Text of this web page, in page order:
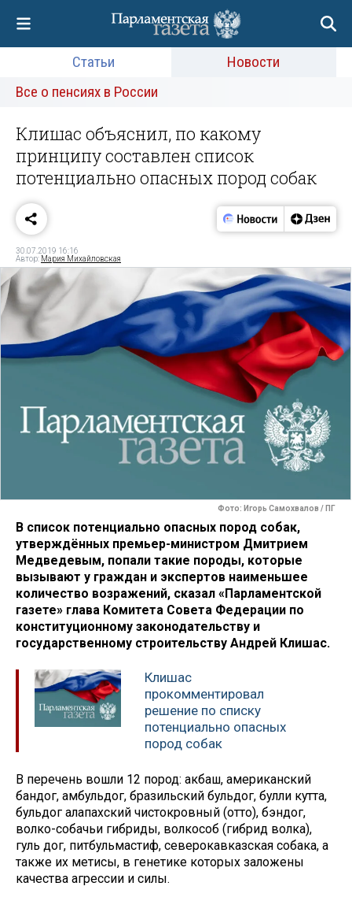
Статьи
Новости
Все о пенсиях в России
Клишас объяснил, по какому
принципу составлен список
потенциально опасных пород собак
30.07.2019 16:16
Автор: Мария Михайловская
Фото: Игорь Самохвалов / ПГ
В список потенциально опасных пород собак,
утверждённых премьер-министром Дмитрием
Медведевым, попали такие породы, которые
вызывают у граждан и экспертов наименьшее
количество возражений, сказал «Парламентской
газете» глава Комитета Совета Федерации по
конституционному законодательству и
государственному строительству Андрей Клишас.
Клишас
прокомментировал
решение по списку
потенциально опасных
пород собак
В перечень вошли 12 пород: акбаш, американский
бандог, амбульдог, бразильский бульдог, булли кутта,
бульдог алапахский чистокровный (отто), бэндог,
волко-собачьи гибриды, волкособ (гибрид волка),
гуль дог, питбульмастиф, северокавказская собака, а
также их метисы, в генетике которых заложены
качества агрессии и силы.